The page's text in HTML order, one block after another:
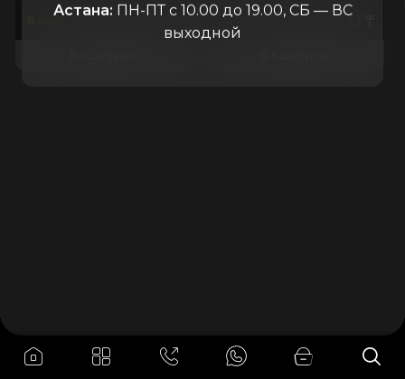
В наличии 82.000₸ В наличии 80.000
Астана: ПН-ПТ с 10.00 до 19.00, СБ — ВС
выходной